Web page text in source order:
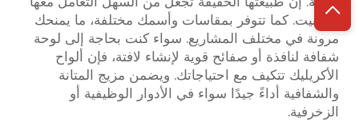
والتثبيت. كما تتوفر بمقاسات وأسمك مختلفة، ما يمنحك
مرونة في مختلف المشاريع. سواء كنت بحاجة إلى لوحة
شفافة لنافذة أو صفائح قوية لإنشاء لافتة، فإن ألواح
الأكريليك تتكيف مع احتياجاتك. ويضمن مزيج المتانة
والشفافية أداءً جيدًا سواء في الأدوار الوظيفية أو
الزخرفية.